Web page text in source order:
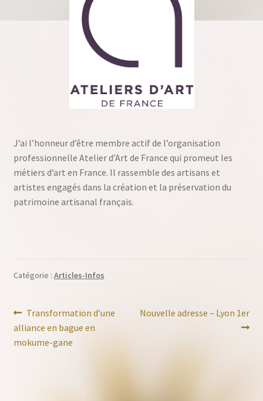
J’ai l’honneur d’être membre actif de l’organisation
professionnelle Atelier d’Art de France qui promeut les
métiers d’art en France. Il rassemble des artisans et
artistes engagés dans la création et la préservation du
patrimoine artisanal français.
Catégorie : Articles-Infos
Navigation
de
Article
précédent :
Transformation d’une
alliance en bague en
mokume-gane
Article
Nouvelle adresse – Lyon 1er